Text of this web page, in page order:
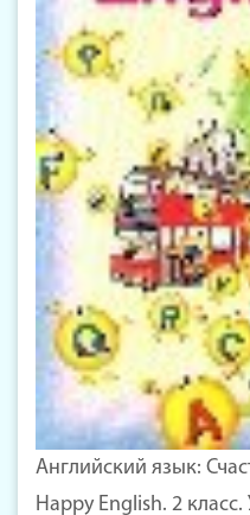
Английский язык:
Happy English. 2